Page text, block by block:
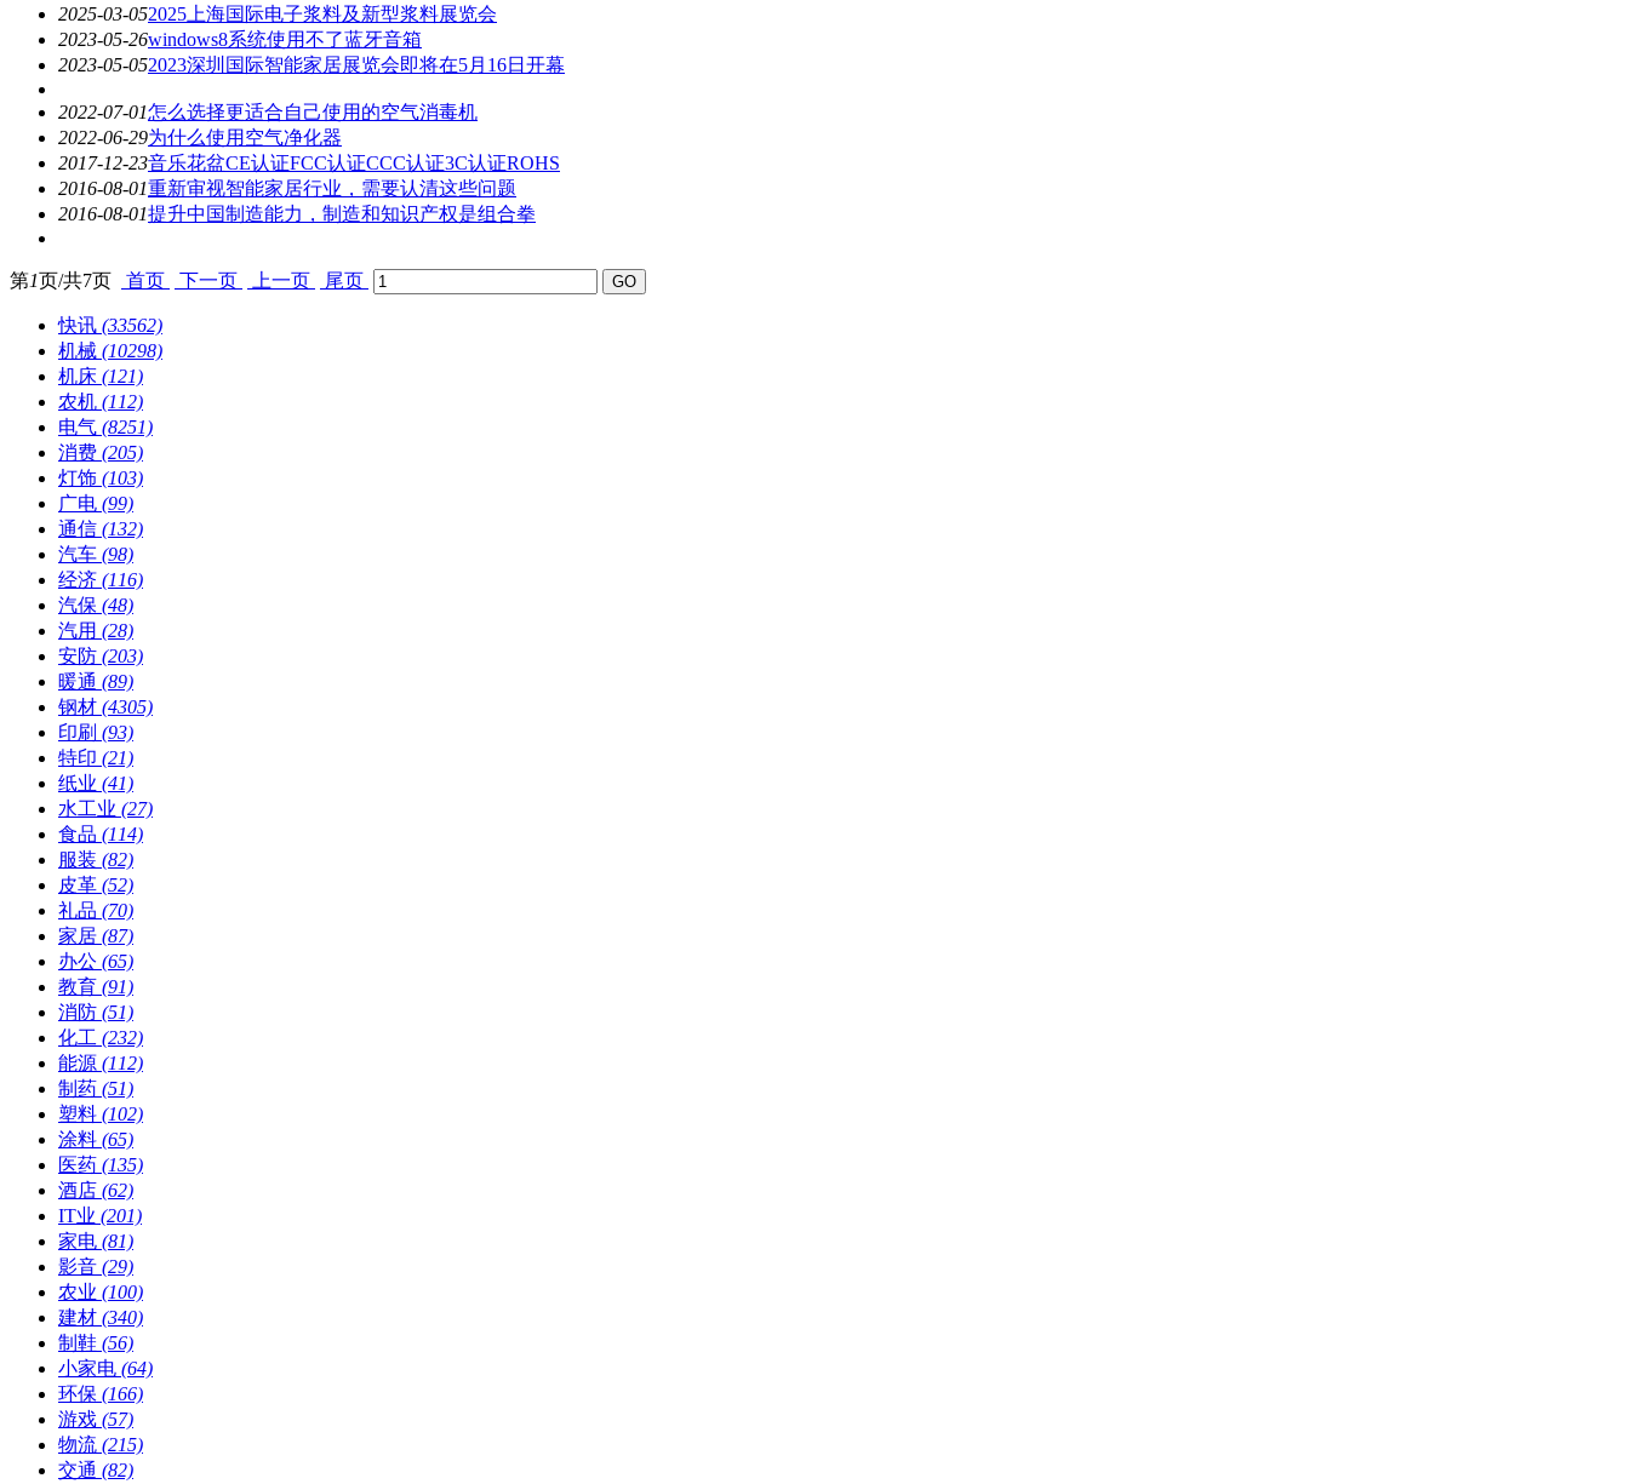
2025-03-052025上海国际电子浆料及新型浆料展览会
2023-05-26windows8系统使用不了蓝牙音箱
2023-05-052023深圳国际智能家居展览会即将在5月16日开幕
2022-07-01怎么选择更适合自己使用的空气消毒机
2022-06-29为什么使用空气净化器
2017-12-23音乐花盆CE认证FCC认证CCC认证3C认证ROHS
2016-08-01重新审视智能家居行业，需要认清这些问题
2016-08-01提升中国制造能力，制造和知识产权是组合拳
第1页/共7页 首页 下一页 上一页 尾页
快讯 (33562)
机械 (10298)
机床 (121)
农机 (112)
电气 (8251)
消费 (205)
灯饰 (103)
广电 (99)
通信 (132)
汽车 (98)
经济 (116)
汽保 (48)
汽用 (28)
安防 (203)
暖通 (89)
钢材 (4305)
印刷 (93)
特印 (21)
纸业 (41)
水工业 (27)
食品 (114)
服装 (82)
皮革 (52)
礼品 (70)
家居 (87)
办公 (65)
教育 (91)
消防 (51)
化工 (232)
能源 (112)
制药 (51)
塑料 (102)
涂料 (65)
医药 (135)
酒店 (62)
IT业 (201)
家电 (81)
影音 (29)
农业 (100)
建材 (340)
制鞋 (56)
小家电 (64)
环保 (166)
游戏 (57)
物流 (215)
交通 (82)